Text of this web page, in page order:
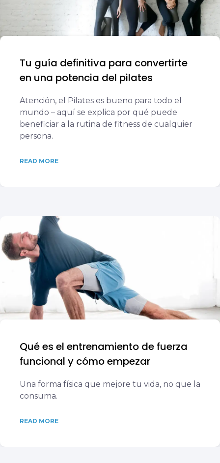
Tu guía definitiva para convertirte
en una potencia del pilates
Atención, el Pilates es bueno para todo el
mundo – aquí se explica por qué puede
beneficiar a la rutina de fitness de cualquier
persona.
READ MORE
Qué es el entrenamiento de fuerza
funcional y cómo empezar
Una forma física que mejore tu vida, no que la
consuma.
READ MORE